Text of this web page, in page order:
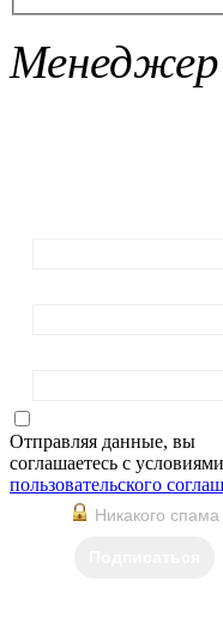
Менеджер
Отправляя данные, вы
соглашаетесь с условиями
пользовательского
Никакого спама